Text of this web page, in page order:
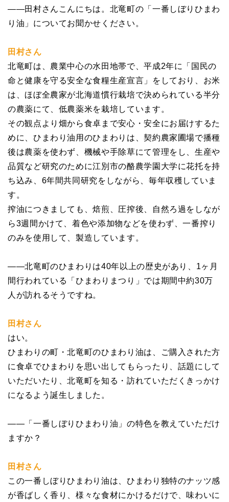
――田村さんこんにちは。北竜町の「一番しぼりひまわ
り油」についてお聞かせください。
田村さん
北竜町は、農業中心の水田地帯で、平成2年に「国民の
命と健康を守る安全な食糧生産宣言」をしており、お米
は、ほぼ全農家が北海道慣行栽培で決められている半分
の農薬にて、低農薬米を栽培しています。
その観点より畑から食卓まで安心・安全にお届けするた
めに、ひまわり油用のひまわりは、契約農家圃場で播種
後は農薬を使わず、機械や手除草にて管理をし、生産や
品質など研究のために江別市の酪農学園大学に花托を持
ち込み、6年間共同研究をしながら、毎年収穫していま
す。
搾油につきましても、焙煎、圧搾後、自然ろ過をしなが
ら3週間かけて、着色や添加物などを使わず、一番搾り
のみを使用して、製造しています。
――北竜町のひまわりは40年以上の歴史があり、1ヶ月
間行われている「ひまわりまつり」では期間中約30万
人が訪れるそうですね。
田村さん
はい。
ひまわりの町・北竜町のひまわり油は、ご購入された方
に食卓でひまわりを思い出してもらったり、話題にして
いただいたり、北竜町を知る・訪れていただくきっかけ
になるよう誕生しました。
――「一番しぼりひまわり油」の特色を教えていただけ
ますか？
田村さん
この一番しぼりひまわり油は、ひまわり独特のナッツ感
が香ばしく香り、様々な食材にかけるだけで、味わいに